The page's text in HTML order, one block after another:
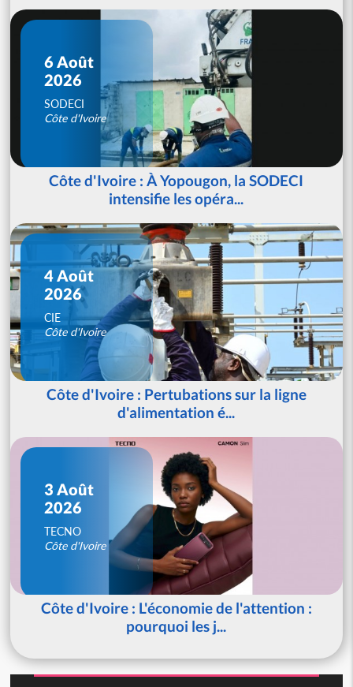
6 Août
2026
SODECI
Côte d'Ivoire
Côte d'Ivoire : À Yopougon, la SODECI
intensifie les opéra...
4 Août
2026
CIE
Côte d'Ivoire
Côte d'Ivoire : Pertubations sur la ligne
d'alimentation é...
3 Août
2026
TECNO
Côte d'Ivoire
Côte d'Ivoire : L'économie de l'attention :
pourquoi les j...